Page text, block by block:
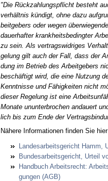
"Die Rück­zah­lungs­pflicht be­steht
verhält­nis kündigt, oh­ne da­zu
beit­ge­bers oder we­gen
dau­er­haf­ter krank­heits­be­ding­ter
zu sein. Als ver­trags­wid­ri­ges
ge­lung gilt auch der Fall, dass der
dung im Be­trieb des Ar­beit­ge­bers
beschäftigt wird, die ei­ne Nut­zung
Kennt­nis­se und Fähig­kei­ten nicht
die­ser Re­ge­lung ist ei­ne
Mo­na­te un­un­ter­bro­chen an­dau­ert
lich bis zum En­de der
Nähe­re In­for­ma­tio­nen fin­den Sie
Lan­des­ar­beits­ge­richt Hamm,
Bun­des­ar­beits­ge­richt, Ur­teil
Hand­buch Ar­beits­recht:
gun­gen (AGB)